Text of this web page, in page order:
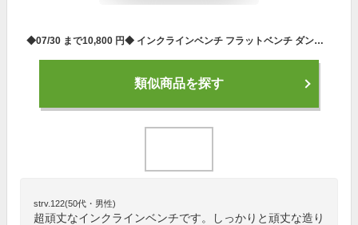
◆07/30 まで10,800 円◆ インクラインベンチ フラットベンチ ダンベル トレーニング トレーニングベンチ ベンチプレス ベンチプレス台 ダンベル ホームジム 筋トレ 筋トレグッズ 腹筋台 腹筋マシン
類似商品を探す
strv.122(50代・男性)
超頑丈なインクラインベンチです。しっかりと頑丈な造り